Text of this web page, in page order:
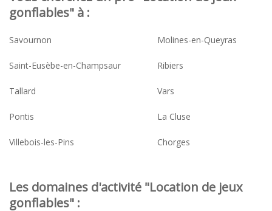
gonflables" à :
Savournon Molines-en-Queyras
Saint-Eusèbe-en-Champsaur Ribiers
Tallard Vars
Pontis La Cluse
Villebois-les-Pins Chorges
Les domaines d'activité "Location de jeux
gonflables" :